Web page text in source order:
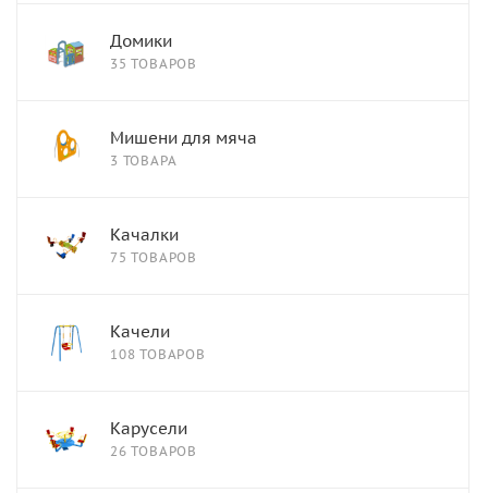
Домики
35 ТОВАРОВ
Мишени для мяча
3 ТОВАРА
Качалки
75 ТОВАРОВ
Качели
108 ТОВАРОВ
Карусели
26 ТОВАРОВ